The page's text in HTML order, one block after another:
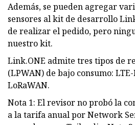
Además, se pueden agregar
sensores al kit de desarrollo
de realizar el pedido, pero
nuestro kit.
Link.ONE admite tres tipos de
(LPWAN) de bajo consumo:
LoRaWAN.
Nota 1: El revisor no probó la
a la tarifa anual por Network